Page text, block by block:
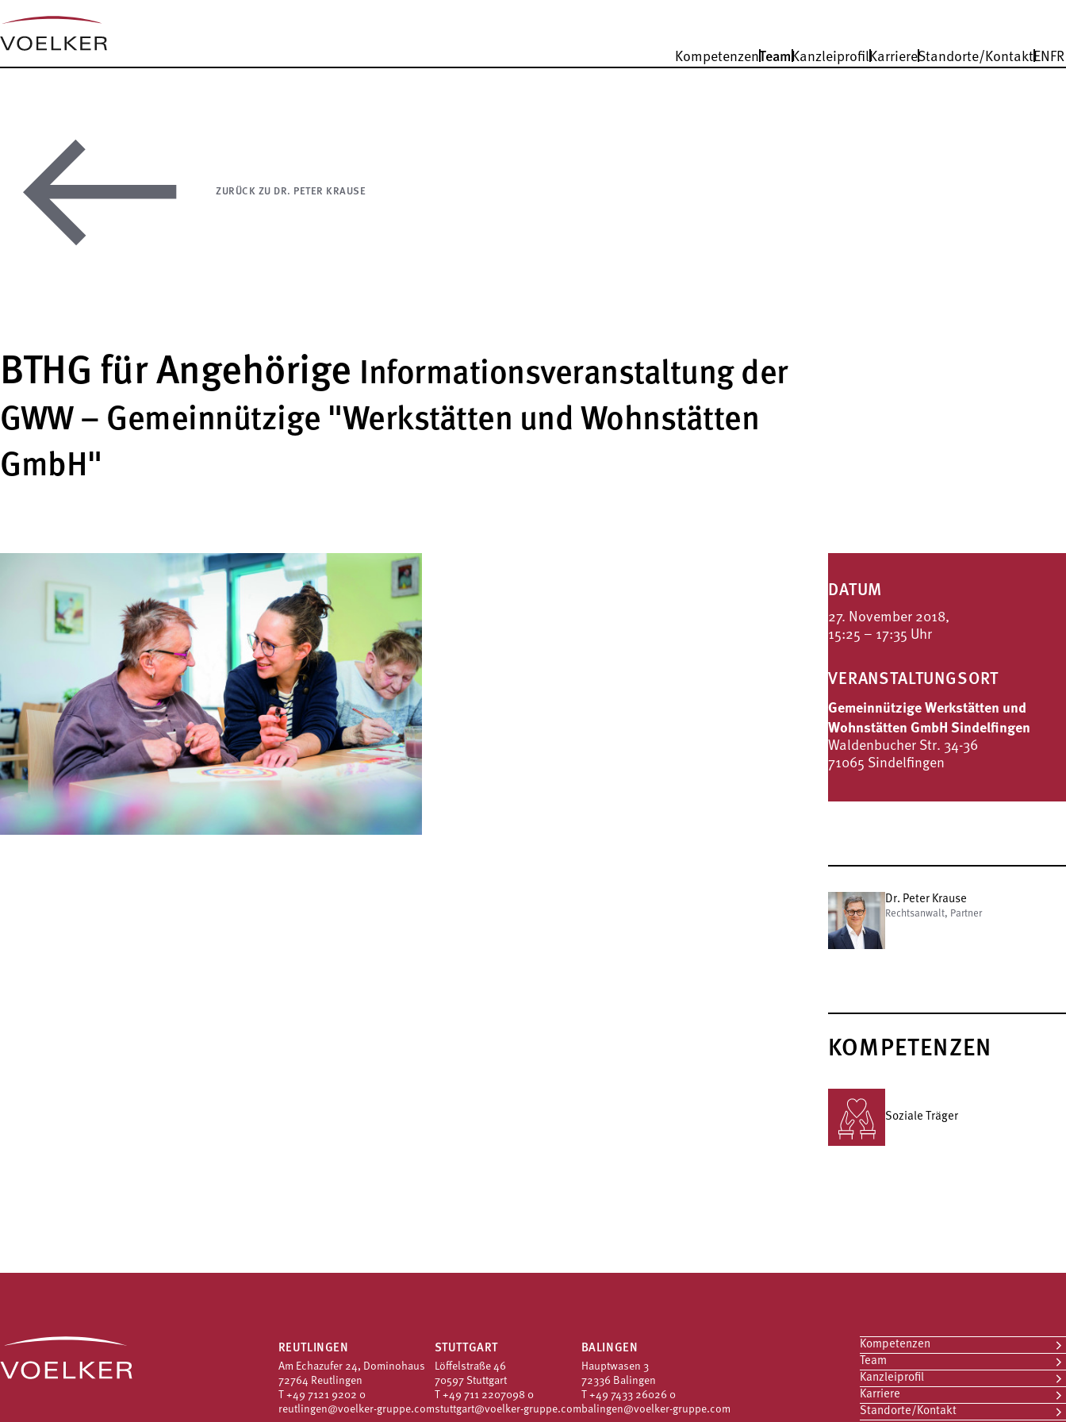
KompetenzenTeam KanzleiprofilKarriereStandorte/KontaktENFR
ZURÜCK ZU DR. PETER KRAUSE
BTHG für Angehörige Informationsveranstaltung der
GWW – Gemeinnützige "Werkstätten und Wohnstätten
GmbH"
DATUM
27. November 2018,
15:25 – 17:35 Uhr
VERANSTALTUNGSORT
Gemeinnützige Werkstätten und
Wohnstätten GmbH Sindelfingen
Waldenbucher Str. 34-36
71065 Sindelfingen
Dr. Peter Krause
Rechtsanwalt, Partner
KOMPETENZEN
Soziale Träger
REUTLINGEN
Am Echazufer 24, Dominohaus
72764 Reutlingen
T +49 7121 9202 0
reutlingen@voelker-gruppe.com
STUTTGART
Löffelstraße 46
70597 Stuttgart
T +49 711 2207098 0
stuttgart@voelker-gruppe.com
BALINGEN
Hauptwasen 3
72336 Balingen
T +49 7433 26026 0
balingen@voelker-gruppe.com
Kompetenzen
Team
Kanzleiprofil
Karriere
Standorte/Kontakt